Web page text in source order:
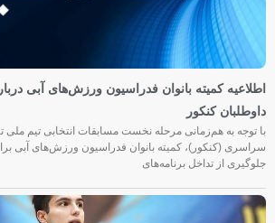
اطلاعیه کمیته بانوان فدراسیون ورزش‌های آبی
داوطلبان کنکور
با توجه به هم‌زمانی مرحله نخست مسابقات انتخابی تیم ملی
سراسری (کنکور)، کمیته بانوان فدراسیون ورزش‌های آبی برای
جلوگیری از تداخل برنامه‌های